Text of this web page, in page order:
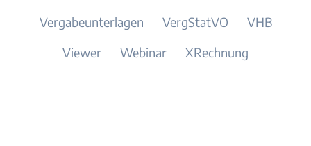
Vergabeunterlagen
VergStatVO
VHB
Viewer
Webinar XRechnung